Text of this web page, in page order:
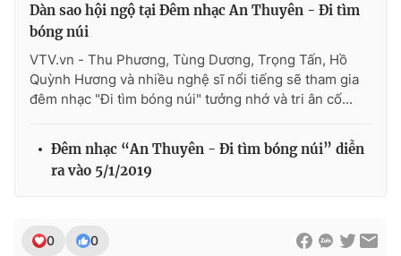
Dàn sao hội ngộ tại Đêm nhạc An Thuyên - Đi tìm
bóng núi
VTV.vn - Thu Phương, Tùng Dương, Trọng Tấn, Hồ
Quỳnh Hương và nhiều nghệ sĩ nổi tiếng sẽ tham gia
đêm nhạc "Đi tìm bóng núi" tưởng nhớ và tri ân cố...
Đêm nhạc “An Thuyên - Đi tìm bóng núi” diễn
ra vào 5/1/2019
0 0